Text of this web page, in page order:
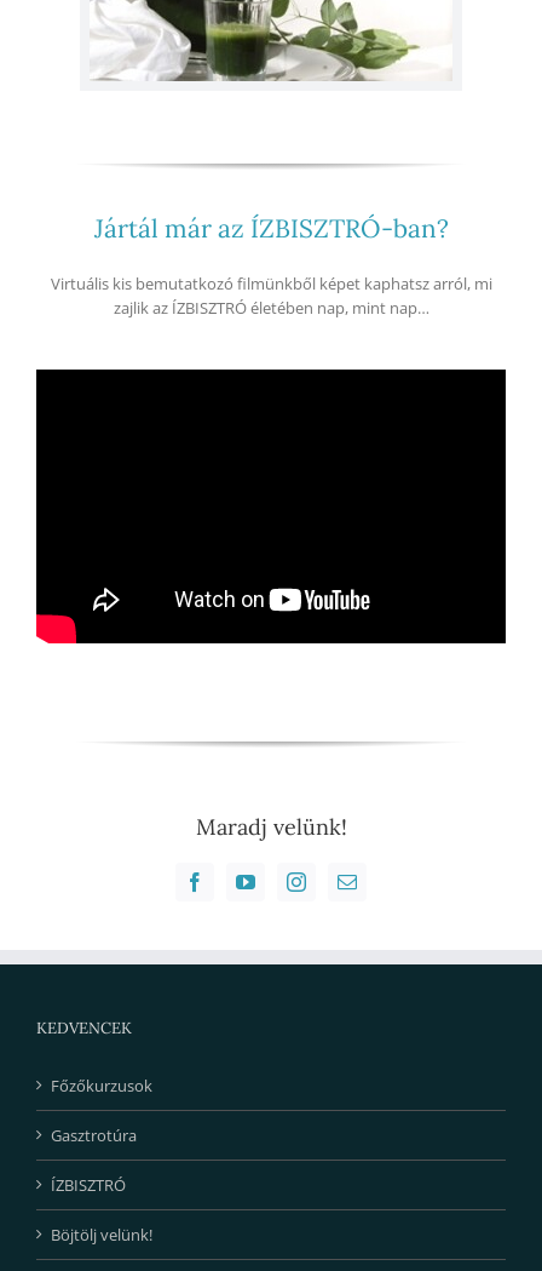
Jártál már az ÍZBISZTRÓ-ban?
Virtuális kis bemutatkozó filmünkből képet kaphatsz arról, mi
zajlik az ÍZBISZTRÓ életében nap, mint nap…
Maradj velünk!
KEDVENCEK
Főzőkurzusok
Gasztrotúra
ÍZBISZTRÓ
Böjtölj velünk!